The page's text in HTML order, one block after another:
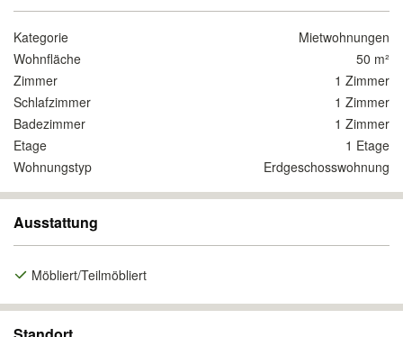
Kategorie
Mietwohnungen
Wohnfläche
50 m²
Zimmer
1 Zimmer
Schlafzimmer
1 Zimmer
Badezimmer
1 Zimmer
Etage
1 Etage
Wohnungstyp
Erdgeschosswohnung
Ausstattung
Möbliert/Teilmöbliert